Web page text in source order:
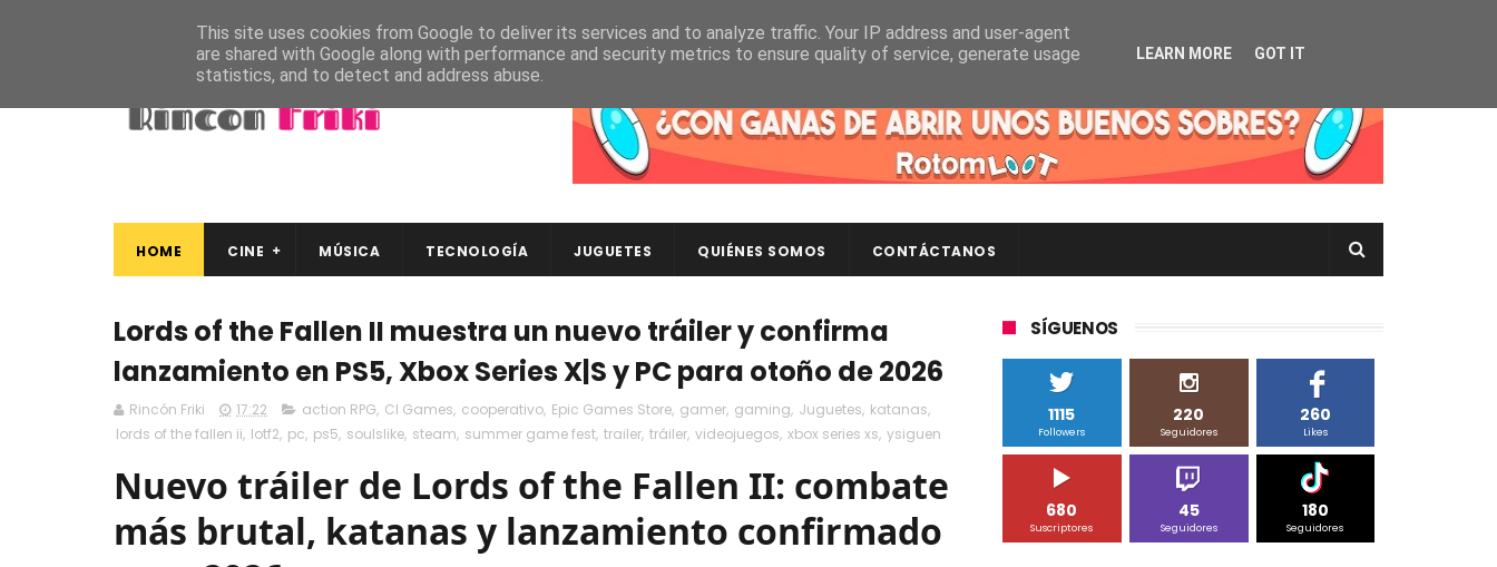
HOME CINE MÚSICA TECNOLOGÍA JUGUETES QUIÉNES SOMOS CONTÁCTANOS
Lords of the Fallen II muestra un nuevo tráiler y confirma
lanzamiento en PS5, Xbox Series X|S y PC para otoño de 2026
Rincón Friki 17:22 action RPG, CI Games, cooperativo, Epic Games Store, gamer, gaming, Juguetes, katanas,
lords of the fallen ii, lotf2, pc, ps5, soulslike, steam, summer game fest, trailer, tráiler, videojuegos, xbox series xs, ysiguen
Nuevo tráiler de Lords of the Fallen II: combate
más brutal, katanas y lanzamiento confirmado
SÍGUENOS
1115
Followers
220
Seguidores
260
Likes
680
Suscriptores
45
Seguidores
180
Seguidores
This site uses cookies from Google to deliver its services and to analyze traffic. Your IP address and user-agent
are shared with Google along with performance and security metrics to ensure quality of service, generate usage
statistics, and to detect and address abuse.
LEARN MORE GOT IT